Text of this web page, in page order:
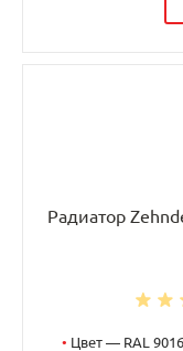
Радиатор
• Цвет — RAL